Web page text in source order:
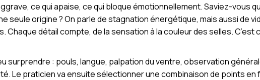
ce qui apaise, ce qui bloque émotionnellement. Saviez-vous
seule origine ? On parle de stagnation énergétique, mais aussi de
Chaque détail compte, de la sensation à la couleur des selles.
surprendre : pouls, langue, palpation du ventre, observation
Le praticien va ensuite sélectionner une combinaison de points en